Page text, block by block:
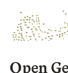
Open